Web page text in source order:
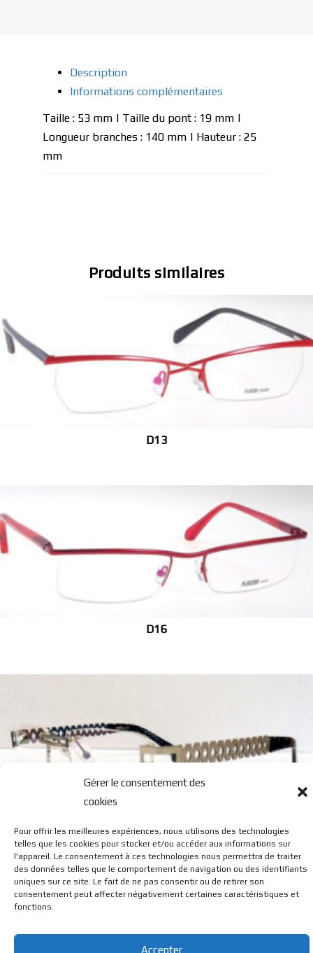
Gérer le consentement des
cookies
Pour offrir les meilleures expériences, nous utilisons des technologies
telles que les cookies pour stocker et/ou accéder aux informations sur
l'appareil. Le consentement à ces technologies nous permettra de traiter
des données telles que le comportement de navigation ou des identifiants
uniques sur ce site. Le fait de ne pas consentir ou de retirer son
consentement peut affecter négativement certaines caractéristiques et
fonctions.
Accepter
Description
Informations complémentaires
Taille : 53 mm | Taille du pont : 19 mm |
Longueur branches : 140 mm | Hauteur : 25
mm
Produits similaires
D13
D16
G5
© BL Optique - 22 Rue de la Cueille - 39170 Lavans Les St